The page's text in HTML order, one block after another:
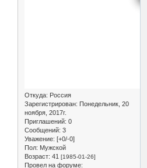
Откуда: Россия
Зарегистрирован: Понедельник, 20
ноября, 2017г.
Приглашений: 0
Сообщений: 3
Уважение: [+0/-0]
Пол: Мужской
Возраст: 41 [1985-01-26]
Провел на форуме: